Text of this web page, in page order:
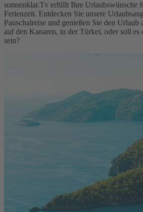
sonnenklar.Tv erfüllt Ihre Urlaubswünsche
Ferienzeit. Entdecken Sie unsere
Pauschalreise und genießen Sie den Urlaub
auf den Kanaren, in der Türkei, oder soll es
sein?